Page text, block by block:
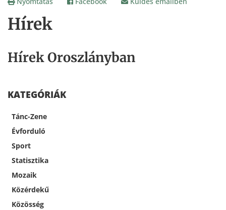
Hírek
Hírek Oroszlányban
KATEGÓRIÁK
Tánc-Zene
Évforduló
Sport
Statisztika
Mozaik
Közérdekű
Közösség